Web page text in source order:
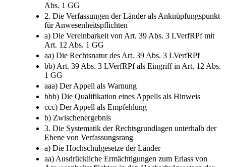
Abs. 1 GG
2. Die Verfassungen der Länder als Anknüpfungspunkt
für Anwesenheitspflichten
a) Die Vereinbarkeit von Art. 39 Abs. 3 LVerfRPf mit
Art. 12 Abs. 1 GG
aa) Die Rechtsnatur des Art. 39 Abs. 3 LVerfRPf
bb) Art. 39 Abs. 3 LVerfRPf als Eingriff in Art. 12 Abs.
1 GG
aaa) Der Appell als Warnung
bbb) Die Qualifikation eines Appells als Hinweis
ccc) Der Appell als Empfehlung
b) Zwischenergebnis
3. Die Systematik der Rechtsgrundlagen unterhalb der
Ebene von Verfassungsrang
a) Die Hochschulgesetze der Länder
aa) Ausdrückliche Ermächtigungen zum Erlass von